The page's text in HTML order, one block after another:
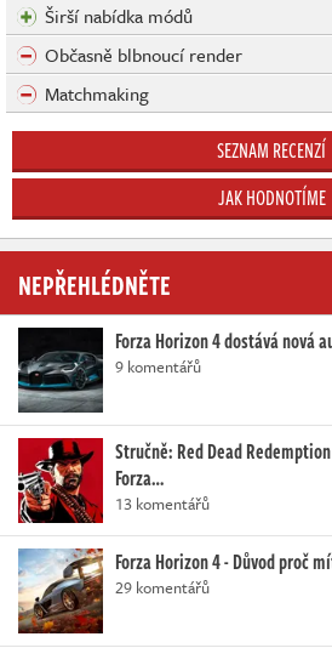
Širší nabídka módů
Občasně blbnoucí render
Matchmaking
SEZNAM RECENZÍ
JAK HODNOTÍME
NEPŘEHLÉDNĚTE
Forza Horizon 4 dostává nová
9 komentářů
Stručně: Red Dead
Forza…
13 komentářů
Forza Horizon 4 - Důvod proč
29 komentářů